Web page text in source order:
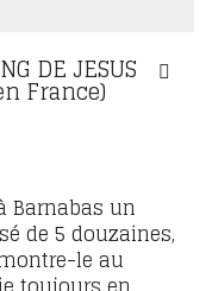
DE JESUS
France)
Barnabas un
de 5 douzaines,
le au